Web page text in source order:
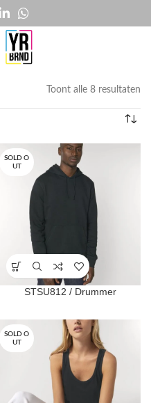
Toont alle 8 resultaten
SOLD O
UT
STSU812 / Drummer
SOLD O
UT